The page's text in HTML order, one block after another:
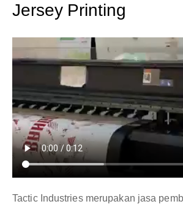
Jersey Printing
Tactic Industries merupakan jasa